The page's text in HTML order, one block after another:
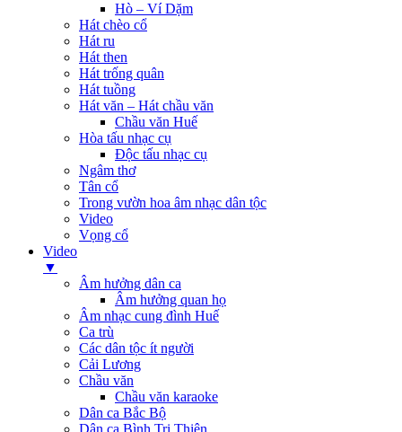
Hò – Ví Dặm
Hát chèo cổ
Hát ru
Hát then
Hát trống quân
Hát tuồng
Hát văn – Hát chầu văn
Chầu văn Huế
Hòa tấu nhạc cụ
Độc tấu nhạc cụ
Ngâm thơ
Tân cổ
Trong vườn hoa âm nhạc dân tộc
Video
Vọng cổ
Video
▼
Âm hưởng dân ca
Âm hưởng quan họ
Âm nhạc cung đình Huế
Ca trù
Các dân tộc ít người
Cải Lương
Chầu văn
Chầu văn karaoke
Dân ca Bắc Bộ
Dân ca Bình Trị Thiên